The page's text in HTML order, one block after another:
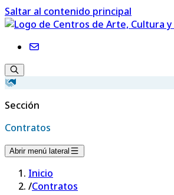
Saltar al contenido principal
Sección
Contratos
Abrir menú lateral
Inicio
/Contratos